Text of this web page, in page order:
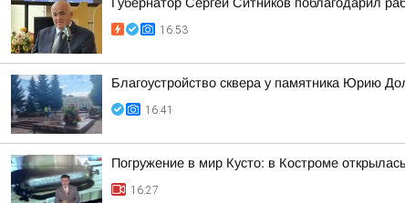
16:53
Благоустройство сквера у памятника Юрию
16:41
Погружение в мир Кусто: в Костроме
16:27